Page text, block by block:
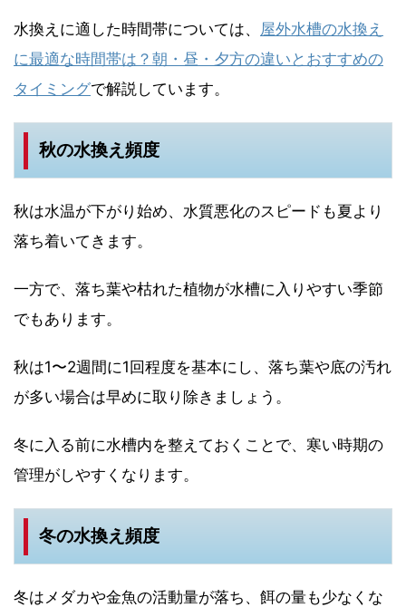
水換えに適した時間帯については、 屋外水槽の水換え
に最適な時間帯は？朝・昼・夕方の違いとおすすめの
タイミングで解説しています。
秋の水換え頻度
秋は水温が下がり始め、水質悪化のスピードも夏より
落ち着いてきます。
一方で、落ち葉や枯れた植物が水槽に入りやすい季節
でもあります。
秋は1〜2週間に1回程度を基本にし、落ち葉や底の汚れ
が多い場合は早めに取り除きましょう。
冬に入る前に水槽内を整えておくことで、寒い時期の
管理がしやすくなります。
冬の水換え頻度
冬はメダカや金魚の活動量が落ち、餌の量も少なくな